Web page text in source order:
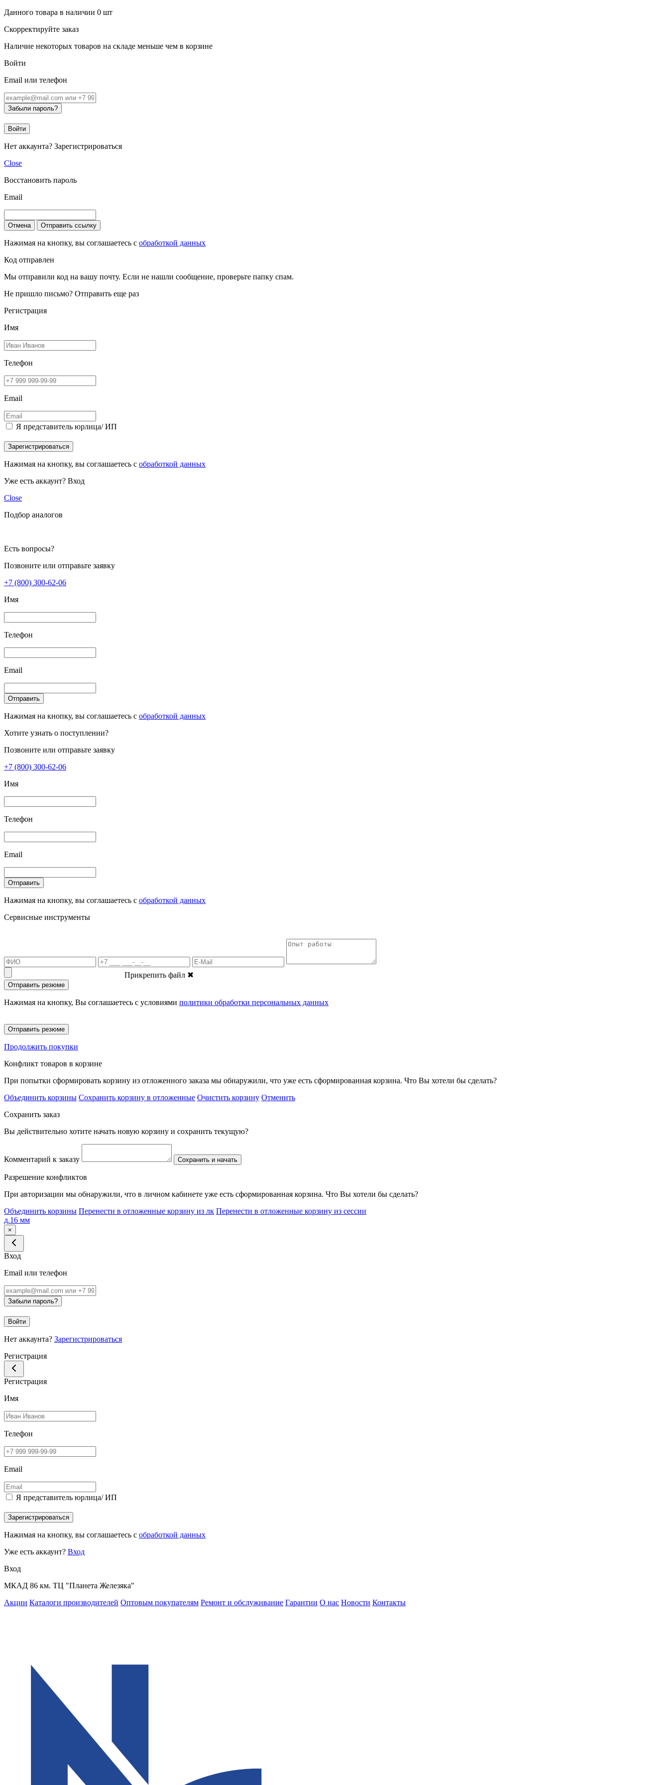
Данного товара в наличии 0 шт
Скорректируйте заказ
Наличие некоторых товаров на складе меньше чем в корзине
Войти
Email или телефон
Забыли пароль?
Войти
Нет аккаунта? Зарегистрироваться
Close
Восстановить пароль
Email
Отмена Отправить ссылку
Нажимая на кнопку, вы соглашаетесь с обработкой данных
Код отправлен
Мы отправили код на вашу почту. Если не нашли сообщение, проверьте папку спам.
Не пришло письмо? Отправить еще раз
Регистрация
Имя
Телефон
Email
Я представитель юрлица/ ИП
Зарегистрироваться
Нажимая на кнопку, вы соглашаетесь с обработкой данных
Уже есть аккаунт? Вход
Close
Подбор аналогов
Есть вопросы?
Позвоните или отправьте заявку
+7 (800) 300-62-06
Имя
Телефон
Email
Отправить
Нажимая на кнопку, вы соглашаетесь с обработкой данных
Хотите узнать о поступлении?
Позвоните или отправьте заявку
+7 (800) 300-62-06
Имя
Телефон
Email
Отправить
Нажимая на кнопку, вы соглашаетесь с обработкой данных
Сервисные инструменты
Прикрепить файл ✖
Отправить резюме
Нажимая на кнопку, Вы соглашаетесь с условиями политики обработки персональных данных
Отправить резюме
Продолжить покупки
Конфликт товаров в корзине
При попытки сформировать корзину из отложенного заказа мы обнаружили, что уже есть сформированная корзина. Что Вы хотели бы сделать?
Объединить корзины Сохранить корзину в отложенные Очистить корзину Отменить
Сохранить заказ
Вы действительно хотите начать новую корзину и сохранить текущую?
Комментарий к заказу Сохранить и начать
Разрешение конфликтов
При авторизации мы обнаружили, что в личном кабинете уже есть сформированная корзина. Что Вы хотели бы сделать?
Объединить корзины Перенести в отложенные корзину из лк Перенести в отложенные корзину из сессии
д.16 мм
×
Вход
Email или телефон
Забыли пароль?
Войти
Нет аккаунта? Зарегистрироваться
Регистрация
Регистрация
Имя
Телефон
Email
Я представитель юрлица/ ИП
Зарегистрироваться
Нажимая на кнопку, вы соглашаетесь с обработкой данных
Уже есть аккаунт? Вход
Вход
МКАД 86 км. ТЦ "Планета Железяка"
Акции Каталоги производителей Оптовым покупателям Ремонт и обслуживание Гарантии О нас Новости Контакты